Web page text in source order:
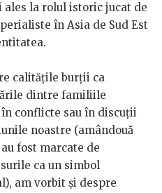
la rolul istoric jucat de
în Asia de Sud Est
calitățile burții ca
dintre familiile
conflicte sau în discuții
noastre (amândouă
fost marcate de
ca un simbol
am vorbit și despre